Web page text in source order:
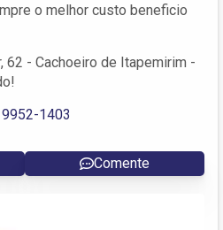
o melhor custo beneficio
62 - Cachoeiro de Itapemirim -
1403
Comente